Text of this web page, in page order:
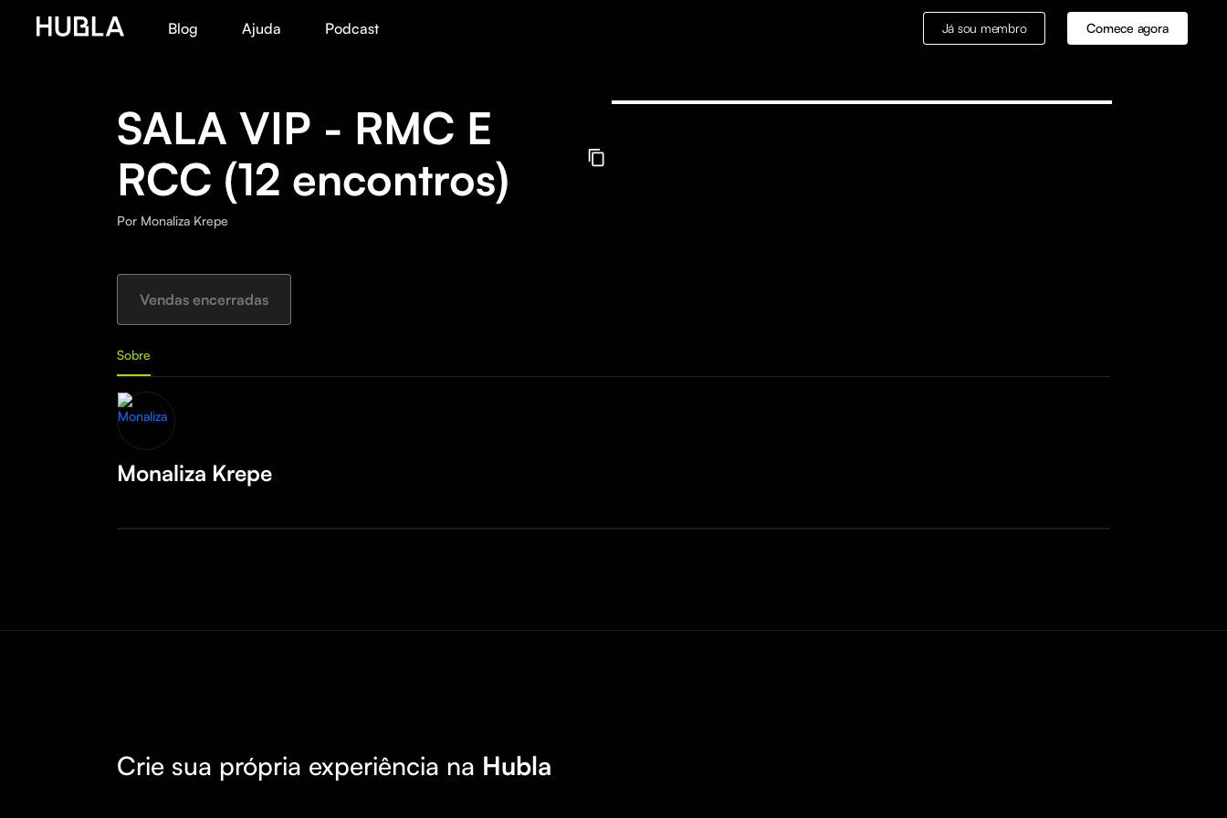
Blog Ajuda Podcast Já sou membro Comece agora
SALA VIP - RMC E
RCC (12 encontros)
Por Monaliza Krepe
Vendas encerradas
Sobre
Monaliza Krepe
Crie sua própria experiência na Hubla